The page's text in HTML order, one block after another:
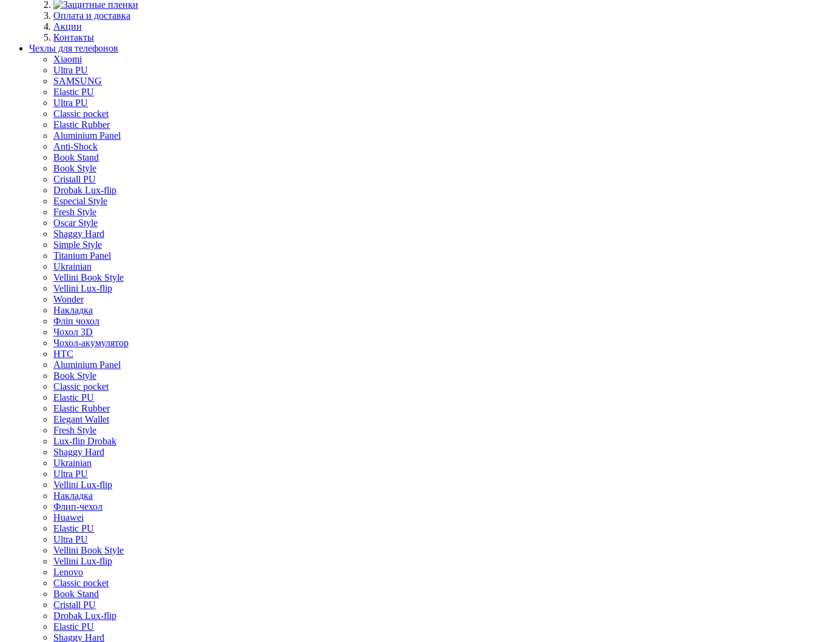
Оплата и доставка
Акции
Контакты
Чехлы для телефонов
Xiaomi
Ultra PU
SAMSUNG
Elastic PU
Ultra PU
Classic pocket
Elastic Rubber
Aluminium Panel
Anti-Shock
Book Stand
Book Style
Cristall PU
Drobak Lux-flip
Especial Style
Fresh Style
Oscar Style
Shaggy Hard
Simple Style
Titanium Panel
Ukrainian
Vellini Book Style
Vellini Lux-flip
Wonder
Накладка
Фліп чохол
Чохол 3D
Чохол-акумулятор
HTC
Aluminium Panel
Book Style
Classic pocket
Elastic PU
Elastic Rubber
Elegant Wallet
Fresh Style
Lux-flip Drobak
Shaggy Hard
Ukrainian
Ultra PU
Vellini Lux-flip
Накладка
Флип-чехол
Huawei
Elastic PU
Ultra PU
Vellini Book Style
Vellini Lux-flip
Lenovo
Classic pocket
Book Stand
Cristall PU
Drobak Lux-flip
Elastic PU
Shaggy Hard